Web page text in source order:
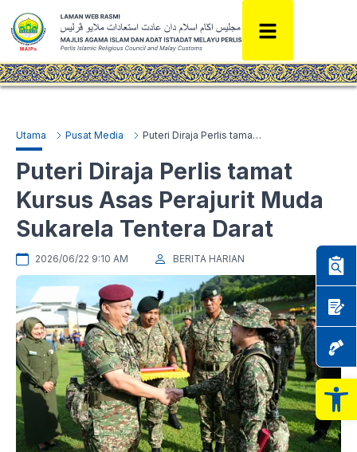
Utama Pusat Media Puteri Diraja Perlis tamat Kursus Asas Perajurit Muda Sukarela Tentera Darat
Puteri Diraja Perlis tamat
Kursus Asas Perajurit Muda
Sukarela Tentera Darat
2026/06/22 9:10 AM BERITA HARIAN